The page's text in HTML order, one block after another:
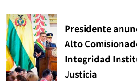
Presidente
Alto
Integridad
Justicia